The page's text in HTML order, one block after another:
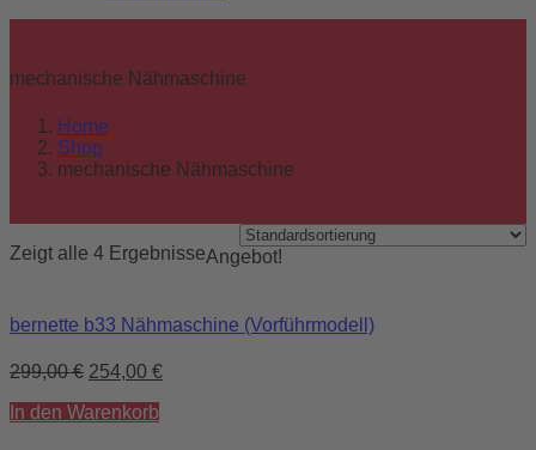
mechanische Nähmaschine
Home
Shop
mechanische Nähmaschine
Zeigt alle 4 ErgebnisseAngebot!
bernette b33 Nähmaschine (Vorführmodell)
299,00€ 254,00 €
In den Warenkorb